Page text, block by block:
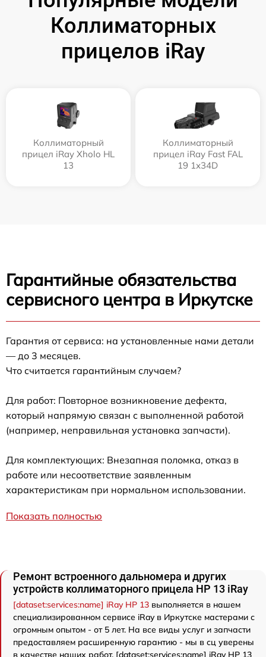
Коллиматорных
прицелов iRay
Коллиматорный
прицел iRay Xholo HL
13
Коллиматорный
прицел iRay Fast FAL
19 1x34D
Гарантийные обязательства
сервисного центра в Иркутске
Гарантия от сервиса: на установленные нами детали
— до 3 месяцев.
Что считается гарантийным случаем?
Для работ: Повторное возникновение дефекта,
который напрямую связан с выполненной работой
(например, неправильная установка запчасти).
Для комплектующих: Внезапная поломка, отказ в
работе или несоответствие заявленным
характеристикам при нормальном использовании.
Показать полностью
Ремонт встроенного дальномера и других
устройств коллиматорного прицела HP 13 iRay
[dataset:services:name] iRay HP 13 выполняется в нашем
специализированном сервисе iRay в Иркутске мастерами с
огромным опытом - от 5 лет. На все виды услуг и запчасти
предоставляем расширенную гарантию - мы в сц уверены
в качестве наших работ. [dataset:services:name] iRay HP 13